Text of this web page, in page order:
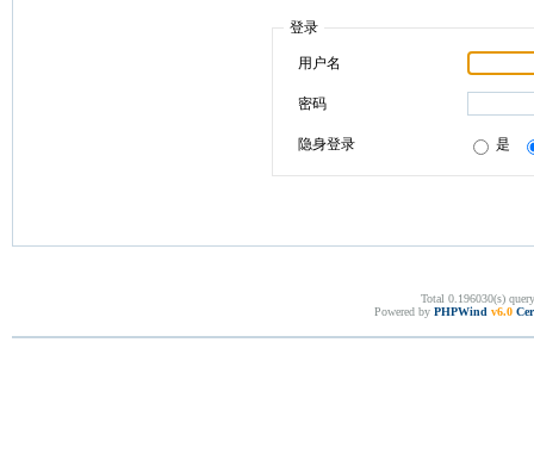
登录
用户名
密码
隐身登录 是
Total 0.196030(s)
Powered by PHPWind v6.0